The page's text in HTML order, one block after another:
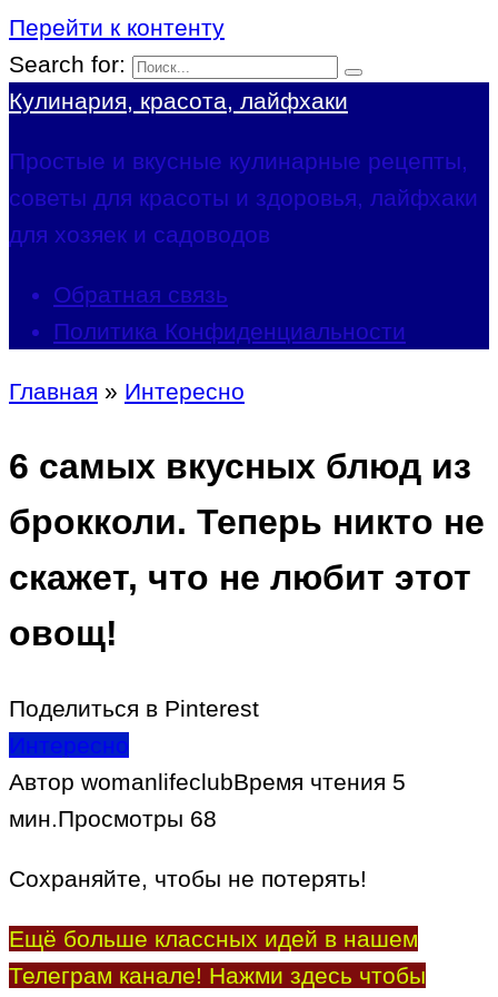
Перейти к контенту
Search for:
Кулинария, красота, лайфхаки
Простые и вкусные кулинарные рецепты,
советы для красоты и здоровья, лайфхаки
для хозяек и садоводов
Обратная связь
Политика Конфиденциальности
Главная » Интересно
6 самых вкусных блюд из
брокколи. Теперь никто не
скажет, что не любит этот
овощ!
Поделиться в Pinterest
Интересно
Автор womanlifeclubВремя чтения 5
мин.Просмотры 68
Сохраняйте, чтобы не потерять!
Ещё больше классных идей в нашем
Телеграм канале! Нажми здесь чтобы